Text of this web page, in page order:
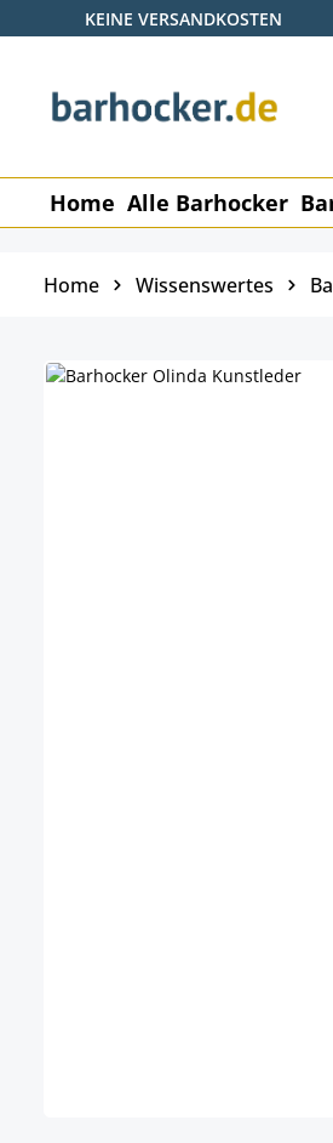
Hauptinhalt springen
Zur Suche springen
Zur Hauptnavigation springen
KEINE VERSANDKOSTEN
Home Alle Barhocker
Home Wissenswertes